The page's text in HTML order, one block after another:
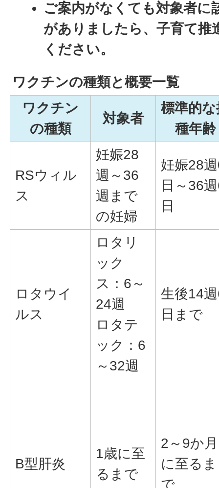
ご案内がなくても対象者に
がありましたら、子育て推
ください。
ワクチンの種類と概要一覧
ワクチン
の種類
対象者
標準的な
種年齢
RSウィル
ス
妊娠28
週～36
週まで
の妊婦
妊娠28
日～36
日
ロタウイ
ルス
ロタリ
ック
ス：6～
24週
ロタテ
ック：6
～32週
生後14
日まで
B型肝炎
1歳に至
るまで
2～9か月
に至るま
で